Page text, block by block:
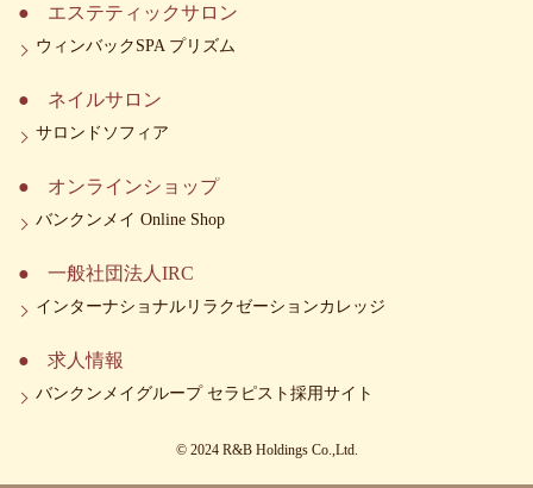
エステティックサロン
ウィンバックSPA プリズム
ネイルサロン
サロンドソフィア
オンラインショップ
バンクンメイ Online Shop
一般社団法人IRC
インターナショナルリラクゼーションカレッジ
求人情報
バンクンメイグループ セラピスト採用サイト
© 2024 R&B Holdings Co.,Ltd.